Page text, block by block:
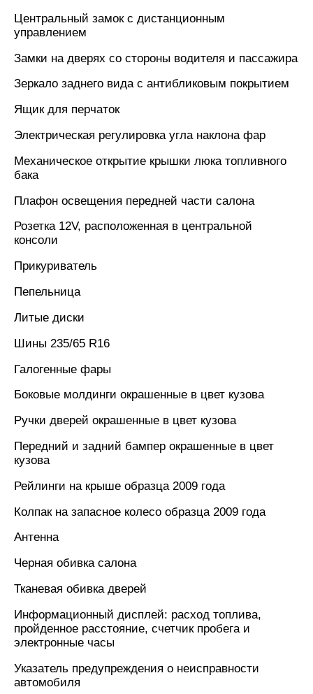
Центральный замок с дистанционным
управлением
Замки на дверях со стороны водителя и пассажира
Зеркало заднего вида с антибликовым покрытием
Ящик для перчаток
Электрическая регулировка угла наклона фар
Механическое открытие крышки люка топливного
бака
Плафон освещения передней части салона
Розетка 12V, расположенная в центральной
консоли
Прикуриватель
Пепельница
Литые диски
Шины 235/65 R16
Галогенные фары
Боковые молдинги окрашенные в цвет кузова
Ручки дверей окрашенные в цвет кузова
Передний и задний бампер окрашенные в цвет
кузова
Рейлинги на крыше образца 2009 года
Колпак на запасное колесо образца 2009 года
Антенна
Черная обивка салона
Тканевая обивка дверей
Информационный дисплей: расход топлива,
пройденное расстояние, счетчик пробега и
электронные часы
Указатель предупреждения о неисправности
автомобиля